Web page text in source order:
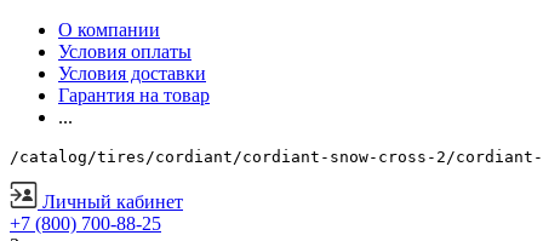
О компании
Условия оплаты
Условия доставки
Гарантия на товар
...
/catalog/tires/cordiant/cordiant-snow-cross-2/cordiant-
Личный кабинет
+7 (800) 700-88-25